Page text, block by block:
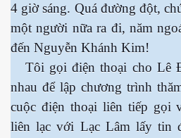
4 giờ sáng. Quá đường đột,
một người nữa ra đi, năm
đến Nguyễn Khánh Kim!
Tôi gọi điện thoại cho Lê
nhau để lập chương trình
cuộc điện thoại liên tiếp gọi
liên lạc với Lạc Lâm lấy tin